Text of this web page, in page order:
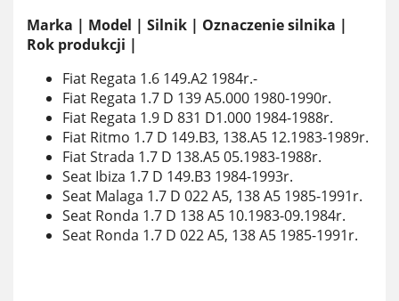
Marka | Model | Silnik | Oznaczenie silnika |
Rok produkcji |
Fiat Regata 1.6 149.A2 1984r.-
Fiat Regata 1.7 D 139 A5.000 1980-1990r.
Fiat Regata 1.9 D 831 D1.000 1984-1988r.
Fiat Ritmo 1.7 D 149.B3, 138.A5 12.1983-1989r.
Fiat Strada 1.7 D 138.A5 05.1983-1988r.
Seat Ibiza 1.7 D 149.B3 1984-1993r.
Seat Malaga 1.7 D 022 A5, 138 A5 1985-1991r.
Seat Ronda 1.7 D 138 A5 10.1983-09.1984r.
Seat Ronda 1.7 D 022 A5, 138 A5 1985-1991r.